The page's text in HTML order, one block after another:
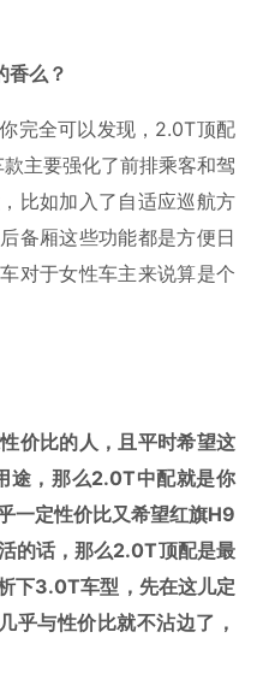
香么？
完全可以发现，2.0T顶配
主要强化了前排乘客和驾
比如加入了自适应巡航方
备厢这些功能都是方便日
对于女性车主来说算是个
价比的人，且平时希望这
途，那么2.0T中配就是你
一定性价比又希望红旗H9
的话，那么2.0T顶配是最
下3.0T车型，先在这儿定
乎与性价比就不沾边了，